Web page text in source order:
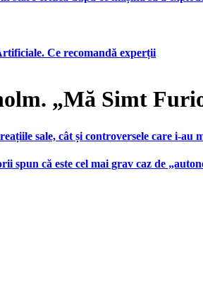
Ce recomandă experții
sale, cât și controversele care i-au
că este cel mai grav caz de
„Mă Simt